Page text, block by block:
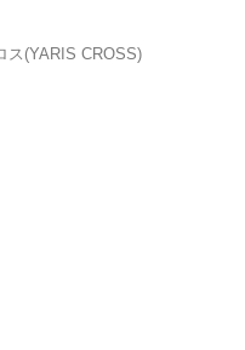
ス(YARIS CROSS)